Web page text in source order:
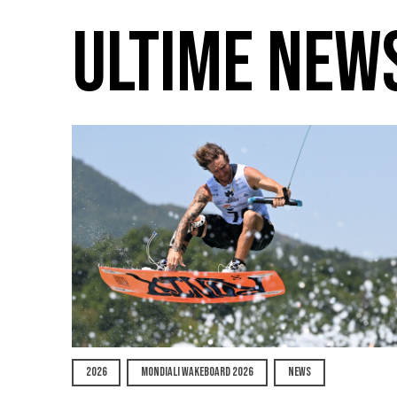
ULTIME
2026 MONDIALI WAKEBOARD 2026 NEWS